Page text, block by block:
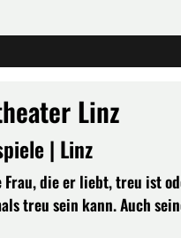
Linz
| Linz
Frau, die er liebt, treu ist
treu sein kann. Auch